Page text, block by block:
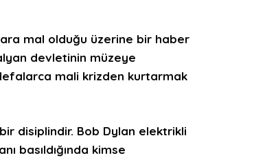
mal olduğu üzerine bir haber
devletinin müzeye
mali krizden kurtarmak
disiplindir. Bob Dylan elektrikli
basıldığında kimse